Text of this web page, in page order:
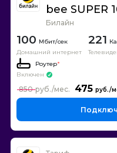
bee SUPER
Билайн
100
Домашний интернет
221
Роутер*
Включен
475
850